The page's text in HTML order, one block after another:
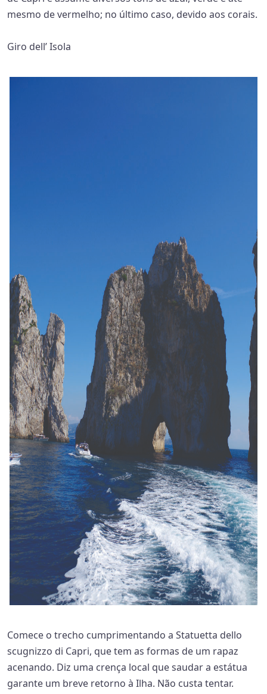
mesmo de vermelho; no último caso, devido aos corais.
Giro dell’ Isola
Comece o trecho cumprimentando a Statuetta dello
scugnizzo di Capri, que tem as formas de um rapaz
acenando. Diz uma crença local que saudar a estátua
garante um breve retorno à Ilha. Não custa tentar.